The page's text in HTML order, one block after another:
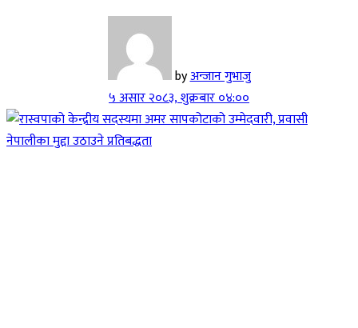
byअन्जान गुभाजु
५ असार २०८३, शुक्रबार ०४:००